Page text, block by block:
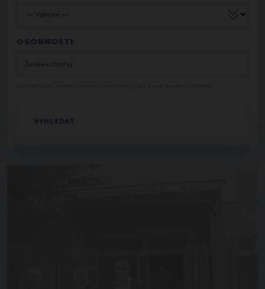
OSOBNOSTI